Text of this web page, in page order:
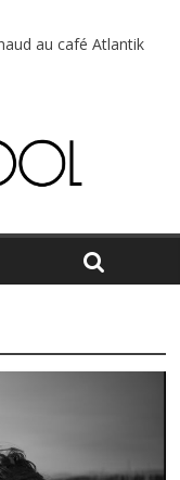
au café Atlantik
en hausse
chaleur et bonne
bière, métal et
Professeur Puth